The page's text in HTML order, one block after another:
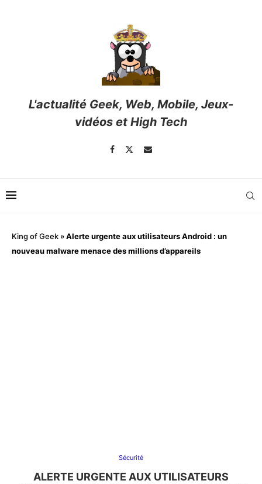
L'actualité Geek, Web, Mobile, Jeux-
vidéos et High Tech
King of Geek »Alerte urgente aux utilisateurs Android : un
nouveau malware menace des millions d’appareils
Sécurité
ALERTE URGENTE AUX UTILISATEURS